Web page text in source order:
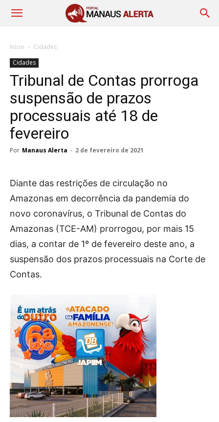
Início
Cidades
Cidades
Tribunal de Contas prorroga
suspensão de prazos
processuais até 18 de
fevereiro
Por Manaus Alerta - 2 de fevereiro de 2021
Diante das restrições de circulação no
Amazonas em decorrência da pandemia do
novo coronavírus, o Tribunal de Contas do
Amazonas (TCE-AM) prorrogou, por mais 15
dias, a contar de 1º de fevereiro deste ano, a
suspensão dos prazos processuais na Corte de
Contas.